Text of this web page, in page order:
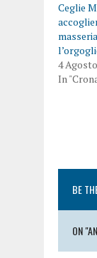
Ceglie
4
In
BE
ON